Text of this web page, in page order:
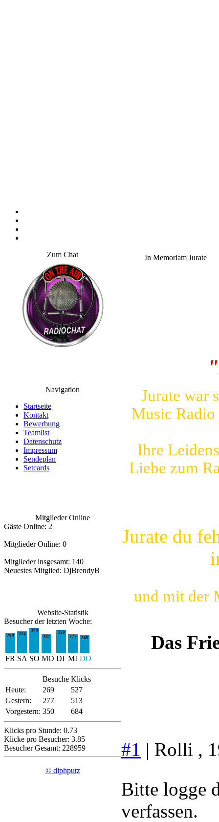
Zum Chat
Navigation
Startseite
Kontakt
Bewerbung
Teamlist
Datenschutz
Impressum
Sendeplan
Setcards
Mitglieder Online
Gäste Online: 2
Mitglieder Online: 0
Mitglieder insgesamt: 140
Neuestes Mitglied: DjBrendyB
Website-Statistik
Besucher der letzten Woche:
299 324
379
281
350
277
269
FR SA SO MO DI MI DO
Besuche Klicks
Heute:
269
527
Gestern:
277
513
Vorgestern: 350 684
Klicks pro Stunde: 0.73
Klicke pro Besucher: 3.85
Besucher Gesamt: 228959
© diphputz
In Memoriam Jurate
"
Jurate war
Music Radio
Ihre
Liebe zum
Jurate du
und mit der
Das
#1 | Rolli ,
Bitte logge
verfassen.